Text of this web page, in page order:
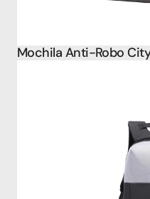
Mochila Anti-Robo